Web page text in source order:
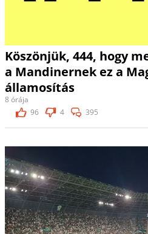
Köszönjük, 444, hogy
a Mandinernek ez a
államosítás
8 órája
96
4 395